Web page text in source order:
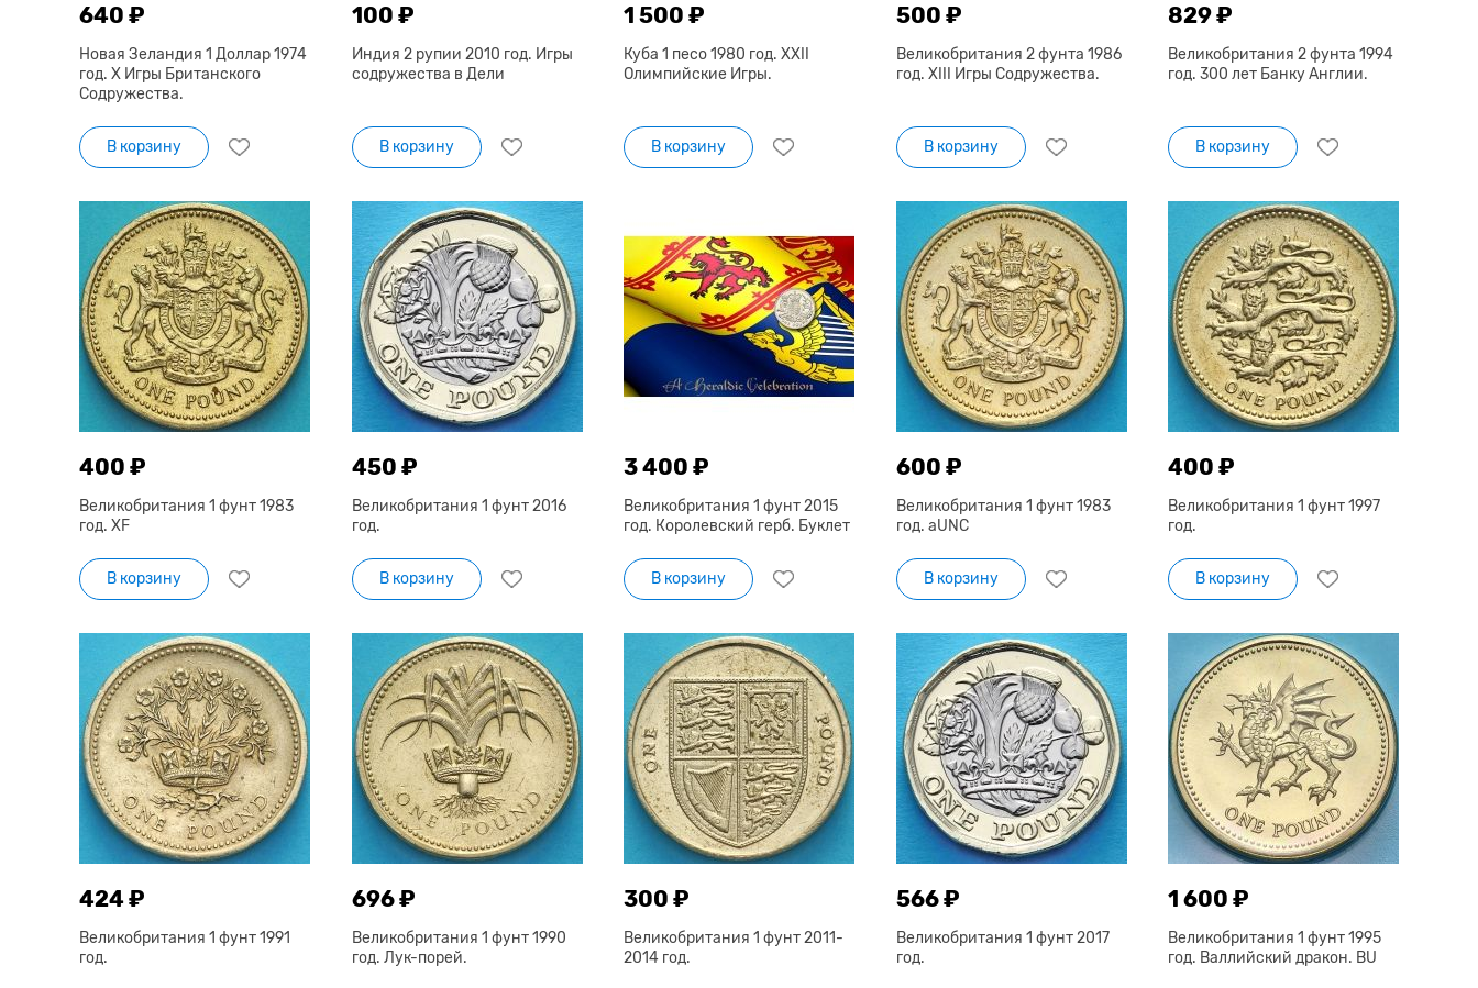
640 ₽
Новая Зеландия 1 Доллар 1974
год. X Игры Британского
Содружества.
В корзину
100 ₽
Индия 2 рупии 2010 год. Игры
содружества в Дели
В корзину
1 500 ₽
Куба 1 песо 1980 год. XXII
Олимпийские Игры.
В корзину
500 ₽
Великобритания 2 фунта 1986
год. XIII Игры Содружества.
В корзину
829 ₽
Великобритания 2 фунта 1994
год. 300 лет Банку Англии.
В корзину
400 ₽
Великобритания 1 фунт 1983
год. XF
В корзину
450 ₽
Великобритания 1 фунт 2016
год.
В корзину
3 400 ₽
Великобритания 1 фунт 2015
год. Королевский герб. Буклет
В корзину
600 ₽
Великобритания 1 фунт 1983
год. aUNC
В корзину
400 ₽
Великобритания 1 фунт 1997
год.
В корзину
424 ₽
Великобритания 1 фунт 1991
год.
696 ₽
Великобритания 1 фунт 1990
год. Лук-порей.
300 ₽
Великобритания 1 фунт 2011-
2014 год.
566 ₽
Великобритания 1 фунт 2017
год.
1 600 ₽
Великобритания 1 фунт 1995
год. Валлийский дракон. BU